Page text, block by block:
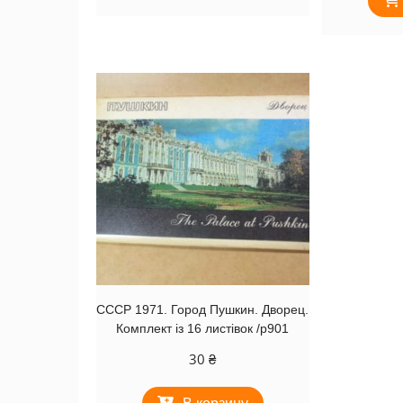
СССР 1971. Город Пушкин. Дворец.
Комплект із 16 листівок /р901
30₴